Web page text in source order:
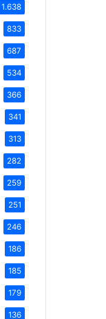
1.638
833
687
534
366
341
313
282
259
251
246
186
185
179
136